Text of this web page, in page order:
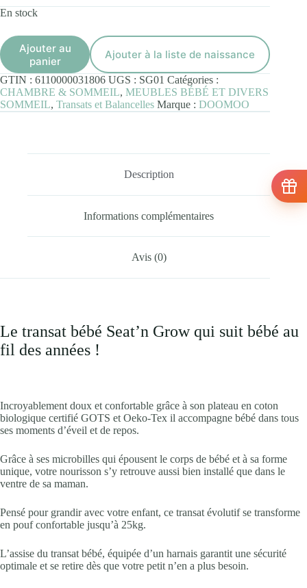
En stock
Ajouter au
panier
Ajouter à la liste de naissance
GTIN : 6110000031806 UGS : SG01 Catégories :
CHAMBRE & SOMMEIL, MEUBLES BÉBÉ ET DIVERS
SOMMEIL, Transats et Balancelles Marque : DOOMOO
Description
Informations complémentaires
Avis (0)
Le transat bébé Seat’n Grow qui suit bébé au
fil des années !
Incroyablement doux et confortable grâce à son plateau en coton
biologique certifié GOTS et Oeko-Tex il accompagne bébé dans tous
ses moments d’éveil et de repos.
Grâce à ses microbilles qui épousent le corps de bébé et à sa forme
unique, votre nourisson s’y retrouve aussi bien installé que dans le
ventre de sa maman.
Pensé pour grandir avec votre enfant, ce transat évolutif se transforme
en pouf confortable jusqu’à 25kg.
L’assise du transat bébé, équipée d’un harnais garantit une sécurité
optimale et se retire dès que votre petit n’en a plus besoin.